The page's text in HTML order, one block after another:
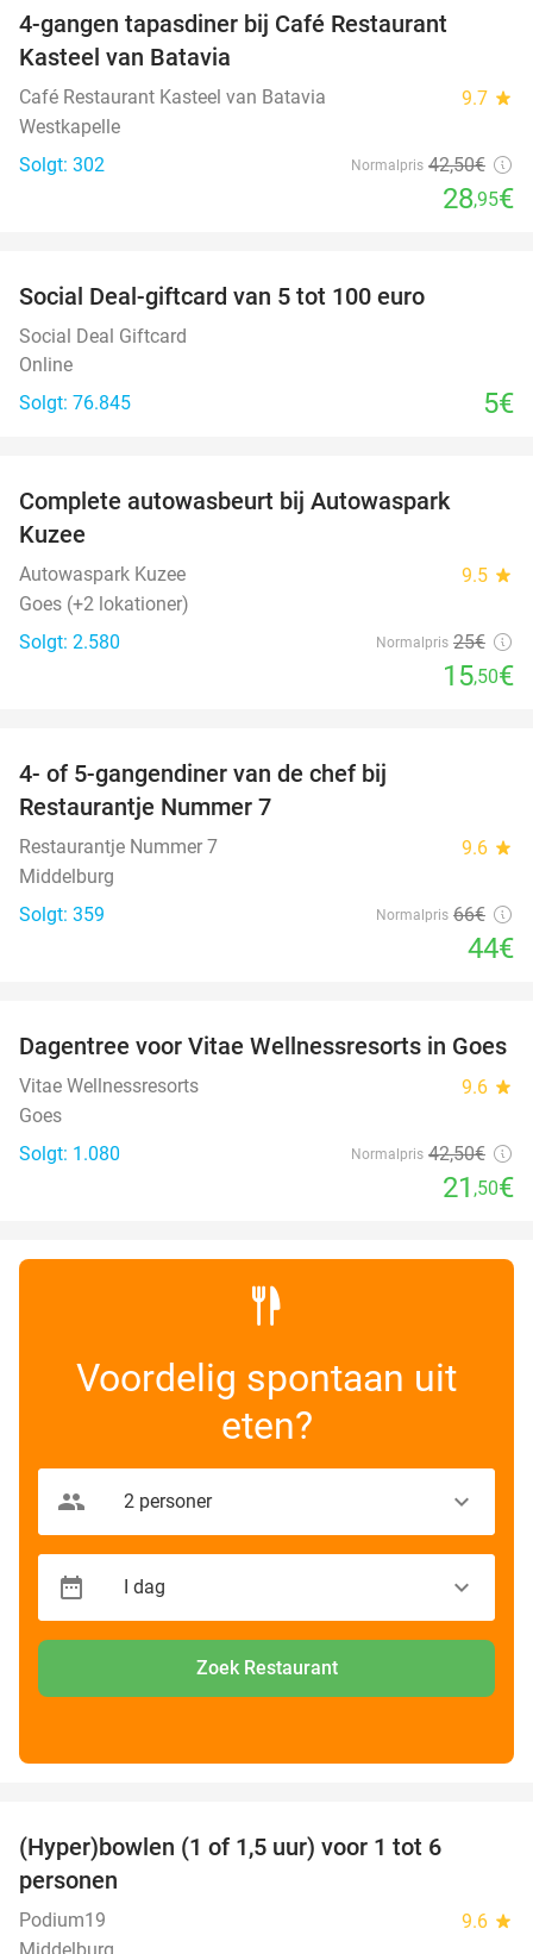
4-gangen tapasdiner bij Café Restaurant
Kasteel van Batavia
Café Restaurant Kasteel van Batavia 9.7 star
Westkapelle
Solgt: 302
Normalpris 42,50€
28,95€
Social Deal-giftcard van 5 tot 100 euro
Social Deal Giftcard
Online
Solgt: 76.845
5€
Complete autowasbeurt bij Autowaspark
Kuzee
Autowaspark Kuzee 9.5 star
Goes (+2 lokationer)
Solgt: 2.580
Normalpris 25€
15,50€
4- of 5-gangendiner van de chef bij
Restaurantje Nummer 7
Restaurantje Nummer 7 9.6 star
Middelburg
Solgt: 359
Normalpris 66€
44€
49%
Dagentree voor Vitae Wellnessresorts in Goes
Vitae Wellnessresorts 9.6 star
Goes
Solgt: 1.080
Normalpris 42,50€
21 ,50€
Voordelig spontaan uit
eten?
Zoek Restaurant
(Hyper)bowlen (1 of 1,5 uur) voor 1 tot 6
personen
Podium19 9.6 star
Middelburg